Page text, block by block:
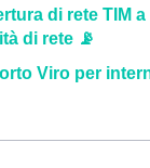
di rete TIM
di rete 📡
Viro per